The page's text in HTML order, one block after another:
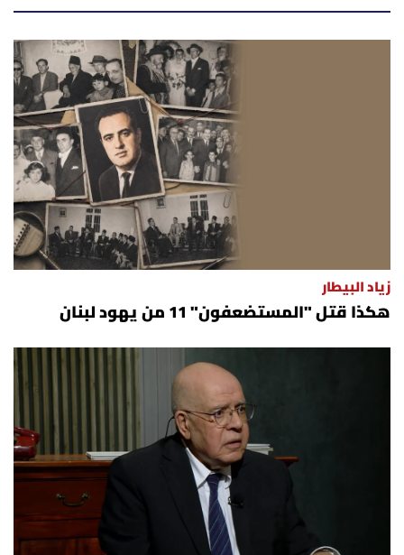
زياد البيطار
هكذا قتل "المستضعفون" 11 من يهود لبنان